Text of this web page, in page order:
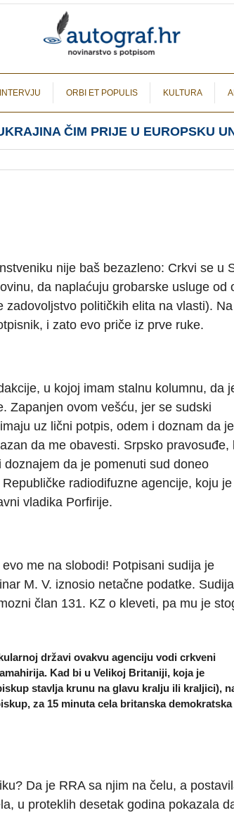
INTERVJU ORBI ET POPULIS KULTURA
ČIM PRIJE U EUROPSKU
nije baš bezazleno: Crkvi se u
da naplaćuju grobarske usluge od
političkih elita na vlasti).
i zato evo priče iz prve ruke.
u kojoj imam stalnu kolumnu, da
Zapanjen ovom vešću, jer se sudski
uz lični potpis, odem i doznam da je
da me obavesti. Srpsko pravosuđe,
da je pomenuti sud doneo
radiodifuzne agencije, koju je
vladika Porfirije.
me na slobodi! Potpisani sudija je
M. V. iznosio netačne podatke.
član 131. KZ o kleveti, pa mu je
državi ovakvu agenciju vodi crkveni
Kad bi u Velikoj Britaniji, koja je
stavlja krunu na glavu kralju ili kraljici),
za 15 minuta cela britanska demokratska
Da je RRA sa njim na čelu, a
u proteklih desetak godina pokazala